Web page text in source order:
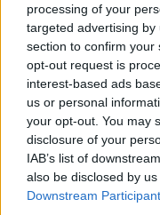
processing of your
targeted advertising
section to confirm your
opt-out request is
interest-based ads
us or personal
your opt-out. You may
disclosure of your
IAB’s list of
also be disclosed by
Downstream
i
Su
345